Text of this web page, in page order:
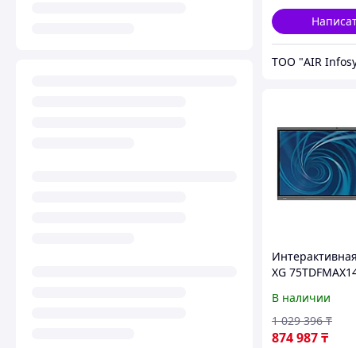
ТОО "AIR
XG
В наличии
874 987₸
1 029 396 ₸